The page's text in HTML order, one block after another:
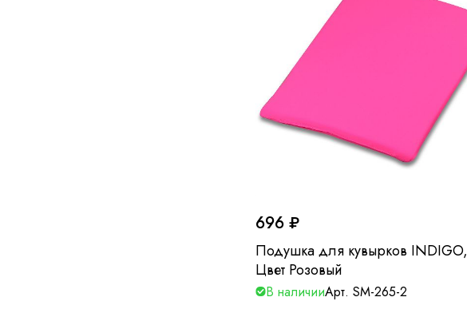
696 ₽
Подушка для кувырков INDIGO,
Цвет Розовый
В наличииАрт. SM-265-2